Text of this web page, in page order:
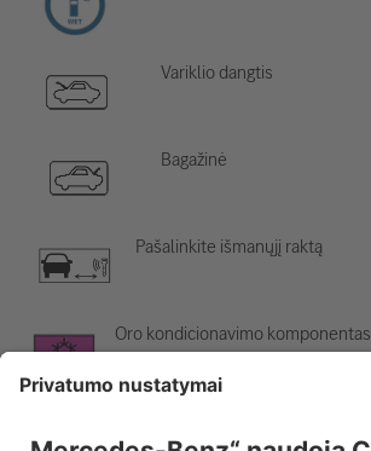
Variklio dangtis
Bagažinė
Pašalinkite išmanųjį raktą
Oro kondicionavimo komponentas